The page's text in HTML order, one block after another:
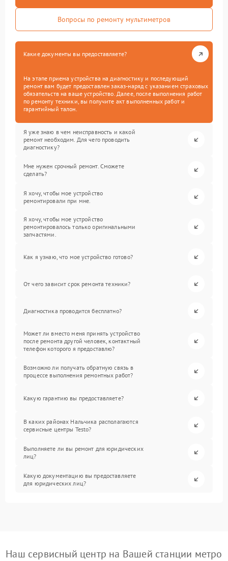
Вопросы по ремонту мультиметров
Какие документы вы предоставляете?
На этапе приема устройства на диагностику и последующий
ремонт вам будет предоставлен заказ-наряд с указанием страховых
обязательств на ваше устройство. Далее, после выполнения работ
по ремонту техники, вы получите акт выполненных работ и
гарантийный талон.
Я уже знаю в чем неисправность и какой
ремонт необходим. Для чего проводить
диагностику?
Мне нужен срочный ремонт. Сможете
сделать?
Я хочу, чтобы мое устройство
ремонтировали при мне.
Я хочу, чтобы мое устройство
ремонтировалось только оригинальными
запчастями.
Как я узнаю, что мое устройство готово?
От чего зависит срок ремонта техники?
Диагностика проводится бесплатно?
Может ли вместо меня принять устройство
после ремонта другой человек, контактный
телефон которого я предоставлю?
Возможно ли получать обратную связь в
процессе выполнения ремонтных работ?
Какую гарантию вы предоставляете?
В каких районах Нальчика располагаются
сервисные центры Testo?
Выполняете ли вы ремонт для юридических
лиц?
Какую документацию вы предоставляете
для юридических лиц?
Наш сервисный центр на Вашей станции метро